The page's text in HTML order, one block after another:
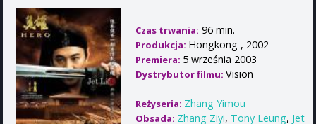
Czas trwania: 96 min.
Produkcja: Hongkong , 2002
Premiera: 5 września 2003
Dystrybutor filmu: Vision
Reżyseria: Zhang Yimou
Obsada: Zhang Ziyi, Tony Leung, Jet